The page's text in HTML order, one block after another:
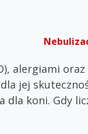
alergiami
jej
koni. Gdy